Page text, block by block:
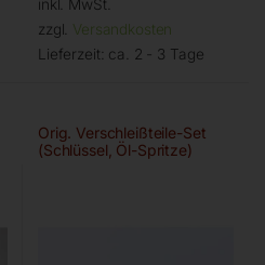
inkl. MwSt.
zzgl. Versandkosten
Lieferzeit: ca. 2 - 3 Tage
Orig. Verschleißteile-Set
(Schlüssel, Öl-Spritze)